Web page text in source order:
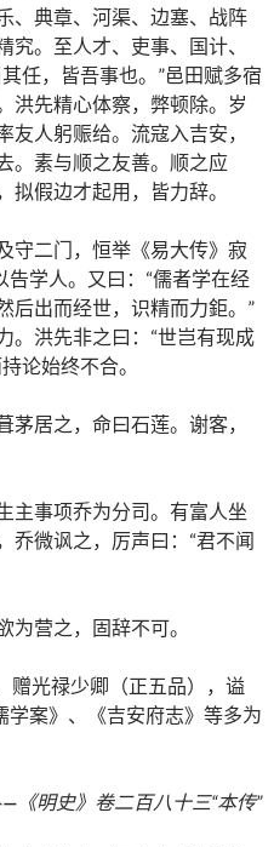
、典章、河渠、边塞、战阵
。至人才、吏事、国计、
任，皆吾事也。”邑田赋多宿
洪先精心体察，弊顿除。岁
人躬赈给。流寇入吉安，
。素与顺之友善。顺之应
假边才起用，皆力辞。
守二门，恒举《易大传》寂
告学人。又曰：“儒者学在经
后出而经世，识精而力鉅。”
。洪先非之曰：“世岂有现成
论始终不合。
茅居之，命曰石莲。谢客，
主事项乔为分司。有富人坐
乔微讽之，厉声曰：“君不闻
为营之，固辞不可。
赠光禄少卿（正五品），谥
学案》、《吉安府志》等多为
《明史》卷二百八十三“本传”